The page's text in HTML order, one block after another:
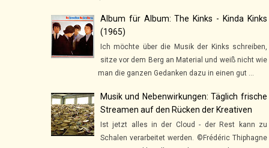
Album für Album: The Kinks - Kinda Kinks
(1965)
Ich möchte über die Musik der Kinks schreiben,
sitze vor dem Berg an Material und weiß nicht wie
man die ganzen Gedanken dazu in einen gut ...
Musik und Nebenwirkungen: Täglich frische
Streamen auf den Rücken der Kreativen
Ist jetzt alles in der Cloud - der Rest kann zu
Schalen verarbeitet werden. ©Frédéric Thiphagne